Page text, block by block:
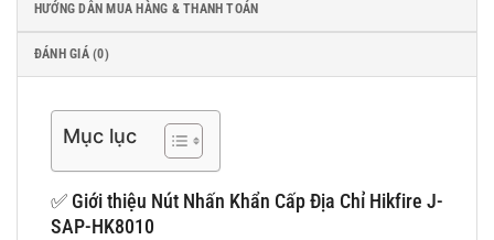
HƯỚNG DẪN MUA HÀNG & THANH TOÁN
ĐÁNH GIÁ (0)
Mục lục
✅ Giới thiệu Nút Nhấn Khẩn Cấp Địa Chỉ Hikfire J-
SAP-HK8010